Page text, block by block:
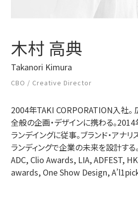
ブランディングデザイン事例
PR・記事
ニュース
ダウンロード
お問い合わせ
木村 高典
Takanori Kimura
CBO / Creative Director
2004年TAKI CORPORATION入社。
全般の企画・デザインに携わる。
ランデイングに従事。ブランド・アナリ
ランディングで企業の未来を設計する
ADC, Clio Awards, LIA, ADFEST,
awards, One Show Design,